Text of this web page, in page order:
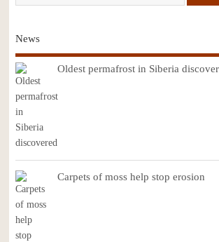
News
Oldest permafrost in Siberia
Carpets of moss help stop erosion